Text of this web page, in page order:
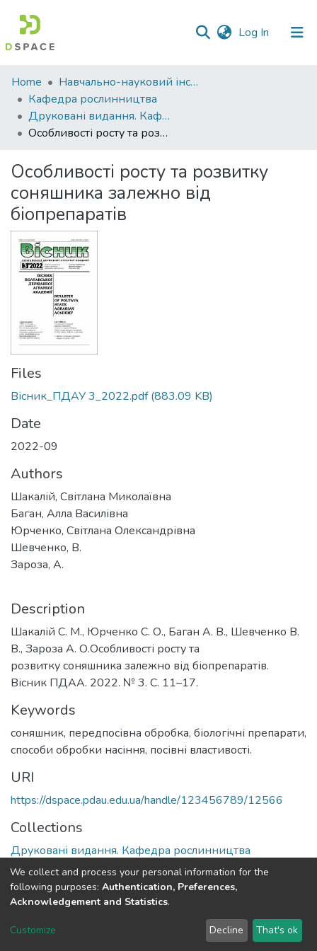
Log In (current)
Communities
&
Collections
Statistics
Home
Навчально-науковий інститут агротехнологій, селекції та екології
Кафедра рослинництва
Друковані видання. Кафедра рослинництва
Особливості росту та розвитку соняшника залежно від біопрепаратів
Особливості росту та розвитку
соняшника залежно від
біопрепаратів
Files
Вісник_ПДАУ 3_2022.pdf(883.09 KB)
Date
2022-09
Authors
Шакалій, Світлана Миколаївна
Баган, Алла Василівна
Юрченко, Світлана Олександрівна
Шевченко, В.
Зароза, А.
Description
Шакалій С. М., Юрченко С. О., Баган А. В., Шевченко В.
В., Зароза А. О.Особливості росту та
розвитку соняшника залежно від біопрепаратів.
Вісник ПДАА. 2022. № 3. С. 11–17.
Keywords
соняшник, передпосівна обробка, біологічні препарати,
способи обробки насіння, посівні властивості.
URI
https://dspace.pdau.edu.ua/handle/123456789/12566
Collections
Друковані видання. Кафедра рослинництва
Full item page
DSpace software copyright © 2002-2026 LYRASIS
Send Feedback
We collect and process your personal information for the
following purposes: Authentication, Preferences,
Acknowledgement and Statistics.
Customize Decline That's ok